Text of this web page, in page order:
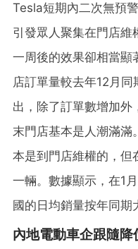
Tesla短期內二次無預
引發眾人聚集在門店維
一周後的效果卻相當顯
店訂單量較去年12月
出，除了訂單數增加外
末門店基本是人潮滿滿
本是到門店維權的，但
一輛。數據顯示，在1
國的日均銷量按年同期
內地電動車企跟隨降